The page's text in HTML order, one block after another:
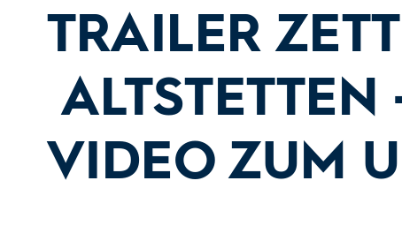
TRAILER
ALTSTETTEN
VIDEO ZUM